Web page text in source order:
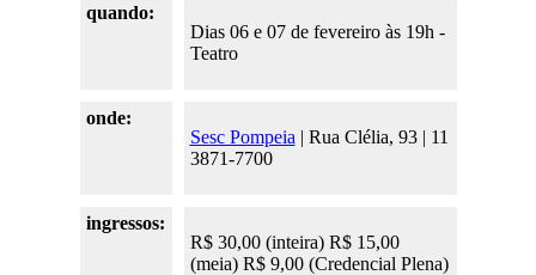
quando:
Dias 06 e 07 de fevereiro às 19h -
Teatro
onde:
Sesc Pompeia | Rua Clélia, 93 | 11
3871-7700
ingressos:
R$ 30,00 (inteira) R$ 15,00
(meia) R$ 9,00 (Credencial Plena)